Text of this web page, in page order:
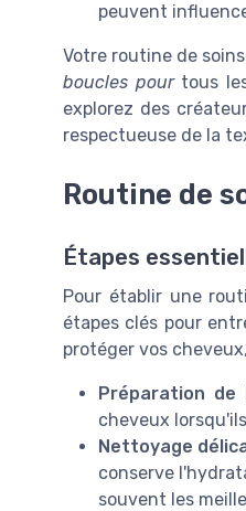
peuvent
Votre routine de
boucles pourtous
explorez des
respectueuse de la
Routine de
Étapes
Pour établir une
étapes clés pour
protéger vos
Préparation de
cheveux
Nettoyage
conserve
souvent les